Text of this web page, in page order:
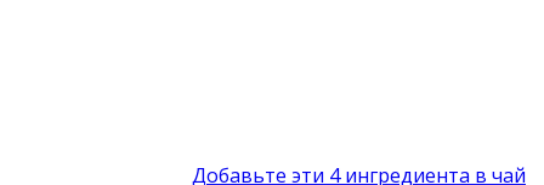
Добавьте эти 4 ингредиента в чай